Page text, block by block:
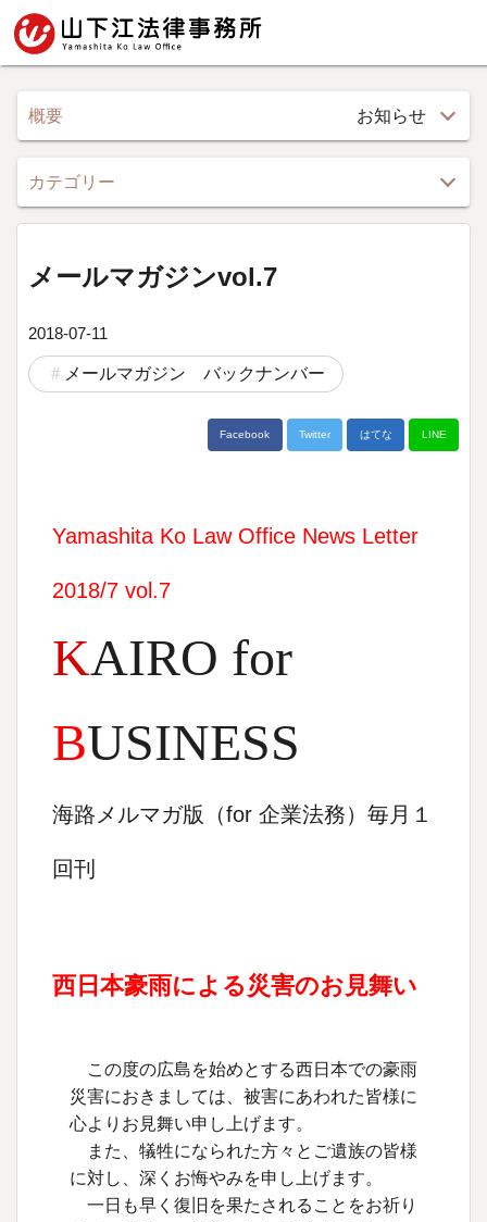
メールマガジンvol.7
2018-07-11
メールマガジン バックナンバー
Facebook Twitter はてな LINE
Yamashita Ko Law Office News Letter
2018/7 vol.7
KAIRO for
BUSINESS
海路メルマガ版（for 企業法務）毎月１
回刊
西日本豪雨による災害のお見舞い
この度の広島を始めとする西日本での豪雨
災害におきましては、被害にあわれた皆様に
心よりお見舞い申し上げます。
また、犠牲になられた方々とご遺族の皆様
に対し、深くお悔やみを申し上げます。
一日も早く復旧を果たされることをお祈り
概要 お知らせ
カテゴリー